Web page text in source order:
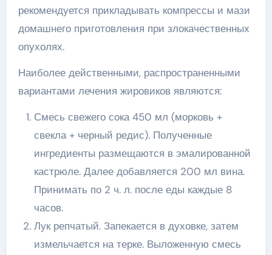
рекомендуется прикладывать компрессы и мази
домашнего приготовления при злокачественных
опухолях.
Наиболее действенными, распространенными
вариантами лечения жировиков являются:
Смесь свежего сока 450 мл (морковь +
свекла + черный редис). Полученные
ингредиенты размещаются в эмалированной
кастрюле. Далее добавляется 200 мл вина.
Принимать по 2 ч. л. после еды каждые 8
часов.
Лук репчатый. Запекается в духовке, затем
измельчается на терке. Выложенную смесь